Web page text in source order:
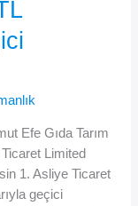
Efe Gıda Tarım
Limited
1. Asliye Ticaret
geçici